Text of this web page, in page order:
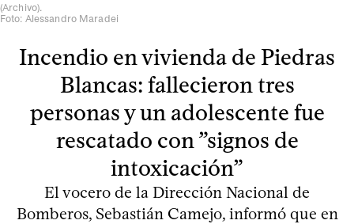
(Archivo).
Foto: Alessandro Maradei
Incendio en vivienda de Piedras
Blancas: fallecieron tres
personas y un adolescente fue
rescatado con ”signos de
intoxicación”
El vocero de la Dirección Nacional de
Bomberos, Sebastián Camejo, informó que en